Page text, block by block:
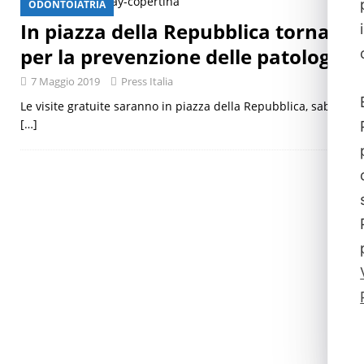
[ 29 Luglio 2026 ]
Giornata mondiale delle epatiti, malattia
ODONTOIATRIA
In piazza della Repubblica torna
per la prevenzione delle patologie
7 Maggio 2019 Press Italia
Le visite gratuite saranno in piazza della Repubblica, sabato
[…]